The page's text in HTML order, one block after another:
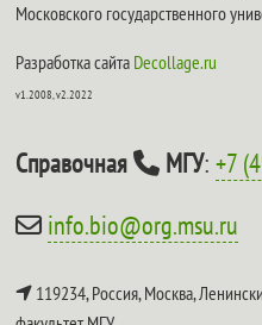
Московского государственного
Разработка сайта Decollage.ru
v1.2008, v2.2022
Справочная МГУ:+7
info.bio@org.msu.ru
119234, Россия, Москва,